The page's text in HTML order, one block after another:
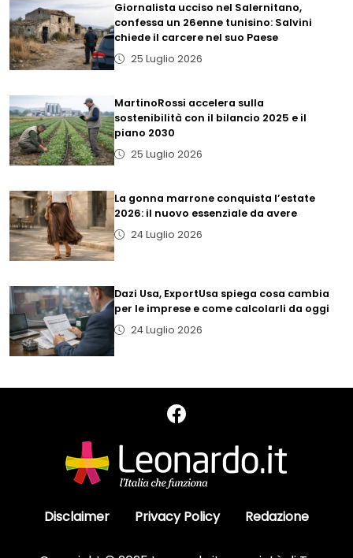
Giornalista ucciso nel Salernitano,
confessa un 26enne tunisino: Salvini
chiede il carcere nel suo Paese
25 Luglio 2026
MartinoRossi accelera sulla
sostenibilità con il bilancio 2025 e il
piano 2030
25 Luglio 2026
La gonna marrone conquista l’estate
2026: il nuovo essenziale da avere
24 Luglio 2026
Dazi Usa, ExportUsa spiega cosa cambia
per le imprese e come calcolarli da oggi
24 Luglio 2026
Disclaimer Privacy Policy Redazione